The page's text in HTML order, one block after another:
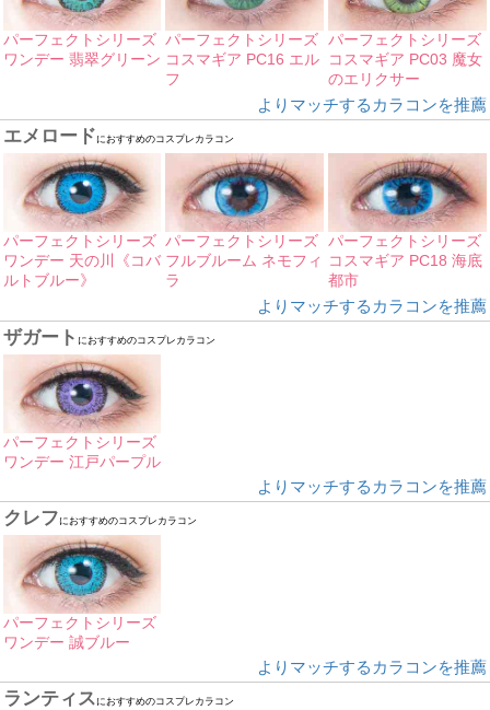
パーフェクトシリーズ
ワンデー 翡翠グリーン
パーフェクトシリーズ
コスマギア PC16 エル
フ
パーフェクトシリーズ
コスマギア PC03 魔女
のエリクサー
よりマッチするカラコンを推薦
エメロードにおすすめのコスプレカラコン
パーフェクトシリーズ
ワンデー 天の川《コバ
ルトブルー》
パーフェクトシリーズ
フルブルーム ネモフィ
ラ
パーフェクトシリーズ
コスマギア PC18 海底
都市
よりマッチするカラコンを推薦
ザガート におすすめのコスプレカラコン
パーフェクトシリーズ
ワンデー 江戸パープル
よりマッチするカラコンを推薦
クレフにおすすめのコスプレカラコン
パーフェクトシリーズ
ワンデー 誠ブルー
よりマッチするカラコンを推薦
ランティス におすすめのコスプレカラコン